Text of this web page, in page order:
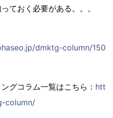
ておく必要がある。。。
dmktg-column/150
グコラム一覧はこちら： htt
column/